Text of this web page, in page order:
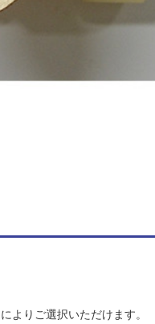
よりご選択いただけます。